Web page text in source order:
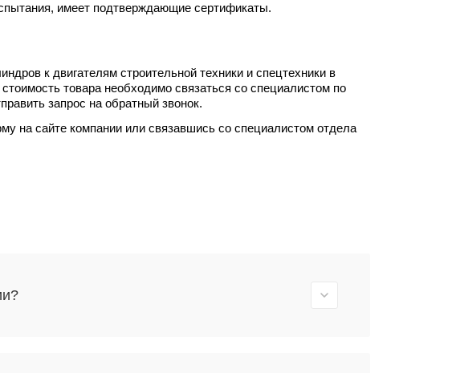
имеет подтверждающие сертификаты.
к двигателям строительной техники и спецтехники в
товара необходимо связаться со специалистом по
запрос на обратный звонок.
на сайте компании или связавшись со специалистом отдела